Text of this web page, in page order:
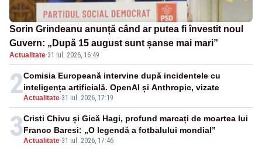
Sorin Grindeanu anunță când ar putea fi învestit noul
Guvern: „După 15 august sunt șanse mai mari”
Actualitate·31 iul. 2026, 16:49
2Actualitate-31 iul. 2026, 17:19
Comisia Europeană intervine după incidentele cu
inteligența artificială. OpenAI și Anthropic, vizate
3Actualitate-31 iul. 2026, 17:46
Cristi Chivu și Gică Hagi, profund marcați de moartea lui
Franco Baresi: „O legendă a fotbalului mondial”